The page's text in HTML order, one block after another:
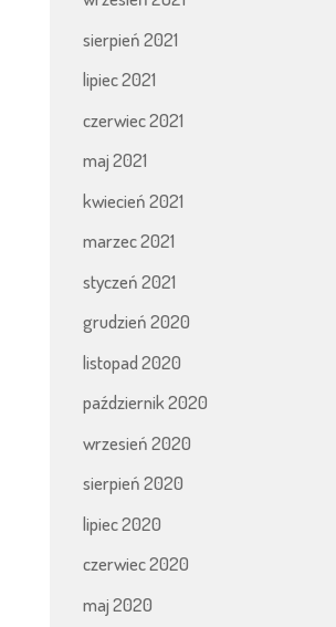
sierpień 2021
lipiec 2021
czerwiec 2021
maj 2021
kwiecień 2021
marzec 2021
styczeń 2021
grudzień 2020
listopad 2020
październik 2020
wrzesień 2020
sierpień 2020
lipiec 2020
czerwiec 2020
maj 2020